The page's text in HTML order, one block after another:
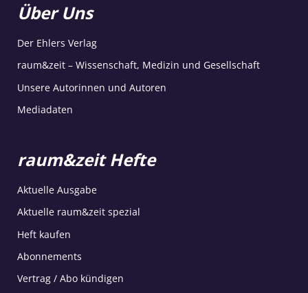
Über Uns
Der Ehlers Verlag
raum&zeit – Wissenschaft, Medizin und Gesellschaft
Unsere Autorinnen und Autoren
Mediadaten
raum&zeit Hefte
Aktuelle Ausgabe
Aktuelle raum&zeit spezial
Heft kaufen
Abonnements
Vertrag / Abo kündigen